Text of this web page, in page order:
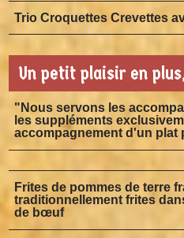
Trio Croquettes Crevettes
Un petit plaisir en
"Nous servons les
les suppléments
accompagnement d'un plat
Frites de pommes de terre
traditionnellement frites
de bœuf